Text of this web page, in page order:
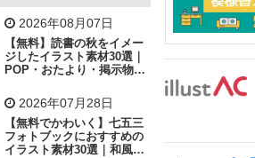
ビル 魚 家族 書類
太陽 キラキラ
相談 ピクトグラム
2026年08月07日
【無料】読書の秋をイメー
ジしたイラスト素材30選｜
POP・おたより・掲示物に
2026年07月28日
【無料でかわいく】七五三
フォトブックにおすすめの
イラスト素材30選｜和風の